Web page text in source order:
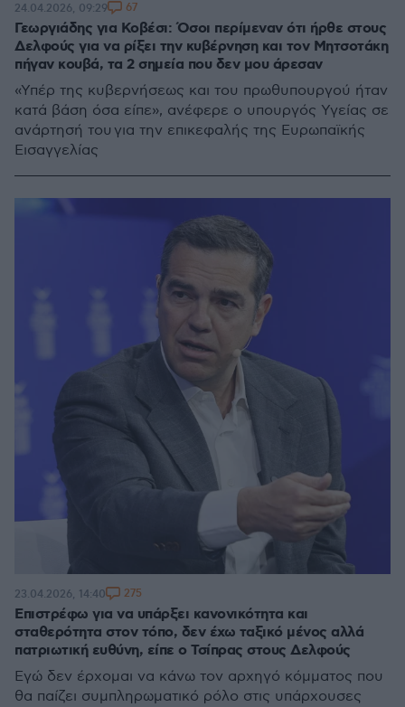
Γεωργιάδης για Κοβέσι: Όσοι περίμεναν ότι ήρθε στους
Δελφούς για να ρίξει την κυβέρνηση και τον Μητσοτάκη
πήγαν κουβά, τα 2 σημεία που δεν μου άρεσαν
«Υπέρ της κυβερνήσεως και του πρωθυπουργού ήταν
κατά βάση όσα είπε», ανέφερε ο υπουργός Υγείας σε
ανάρτησή του για την επικεφαλής της Ευρωπαϊκής
Εισαγγελίας
24.04.2026, 09:29 67
Επιστρέφω για να υπάρξει κανονικότητα και
σταθερότητα στον τόπο, δεν έχω ταξικό μένος αλλά
πατριωτική ευθύνη, είπε ο Τσίπρας στους Δελφούς
Εγώ δεν έρχομαι να κάνω τον αρχηγό κόμματος που
θα παίζει συμπληρωματικό ρόλο στις υπάρχουσες
23.04.2026, 14:40 275